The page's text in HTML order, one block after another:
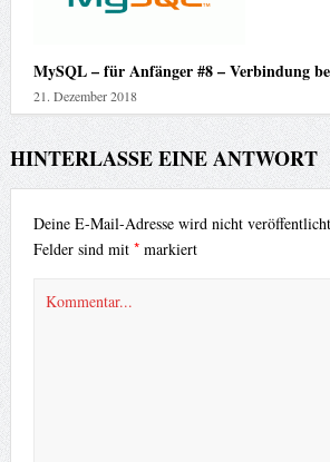
MySQL – für Anfänger #8 – Verbindung
21. Dezember 2018
HINTERLASSE EINE ANTWORT
Deine E-Mail-Adresse wird nicht
Felder sind mit *markiert